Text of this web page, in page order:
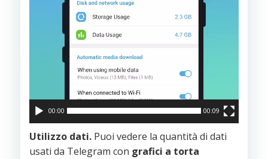
00:00 00:09
Utilizzo dati. Puoi vedere la quantità di dati
usati da Telegram con grafici a torta